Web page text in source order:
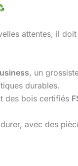
attentes, il doit
, un
durables.
des bois certifiés
avec des